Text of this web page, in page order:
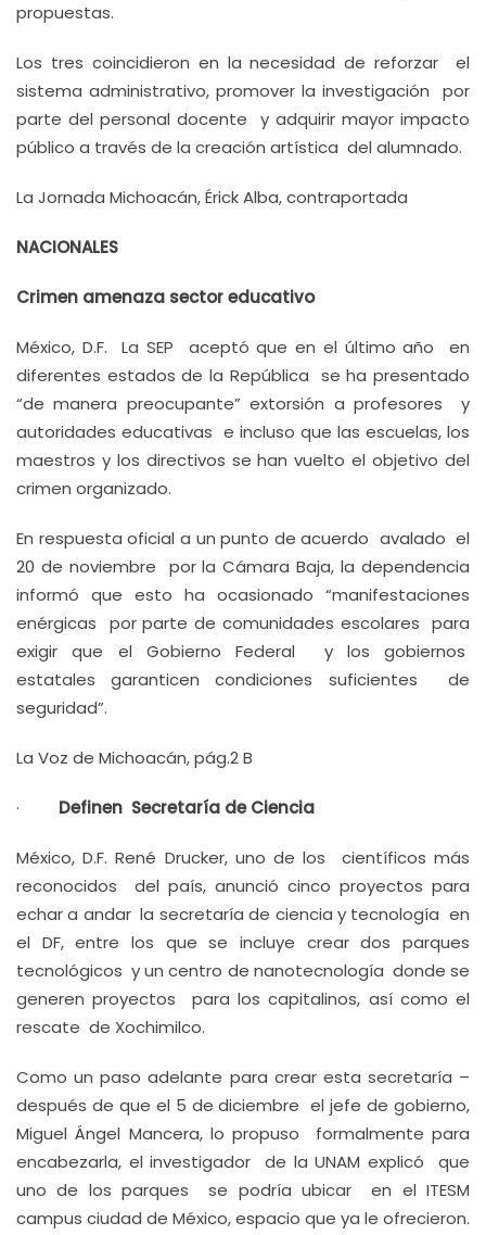
propuestas.
Los tres coincidieron en la necesidad de reforzar el
sistema administrativo, promover la investigación por
parte del personal docente y adquirir mayor impacto
público a través de la creación artística del alumnado.
La Jornada Michoacán, Érick Alba, contraportada
NACIONALES
Crimen amenaza sector educativo
México, D.F. La SEP aceptó que en el último año en
diferentes estados de la República se ha presentado
“de manera preocupante” extorsión a profesores y
autoridades educativas e incluso que las escuelas, los
maestros y los directivos se han vuelto el objetivo del
crimen organizado.
En respuesta oficial a un punto de acuerdo avalado el
20 de noviembre por la Cámara Baja, la dependencia
informó que esto ha ocasionado “manifestaciones
enérgicas por parte de comunidades escolares para
exigir que el Gobierno Federal y los gobiernos
estatales garanticen condiciones suficientes de
seguridad”.
La Voz de Michoacán, pág.2 B
· Definen Secretaría de Ciencia
México, D.F. René Drucker, uno de los científicos más
reconocidos del país, anunció cinco proyectos para
echar a andar la secretaría de ciencia y tecnología en
el DF, entre los que se incluye crear dos parques
tecnológicos y un centro de nanotecnología donde se
generen proyectos para los capitalinos, así como el
rescate de Xochimilco.
Como un paso adelante para crear esta secretaría –
después de que el 5 de diciembre el jefe de gobierno,
Miguel Ángel Mancera, lo propuso formalmente para
encabezarla, el investigador de la UNAM explicó que
uno de los parques se podría ubicar en el ITESM
campus ciudad de México, espacio que ya le ofrecieron.